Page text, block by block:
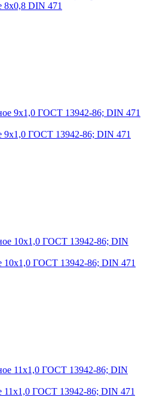
8х0,8 DIN 471
9х1,0 ГОСТ 13942-86; DIN 471
10х1,0 ГОСТ 13942-86; DIN 471
11х1,0 ГОСТ 13942-86; DIN 471